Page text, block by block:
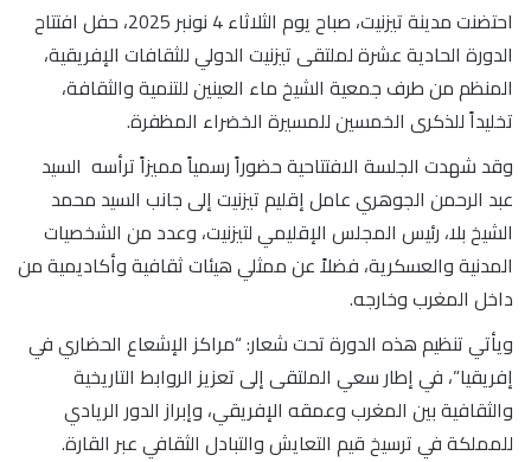
احتضنت مدينة تيزنيت، صباح يوم الثلاثاء 4 نونبر 2025، حفل افتتاح
الدورة الحادية عشرة لملتقى تيزنيت الدولي للثقافات الإفريقية،
المنظم من طرف جمعية الشيخ ماء العينين للتنمية والثقافة،
تخليداً للذكرى الخمسين للمسيرة الخضراء المظفرة.
وقد شهدت الجلسة الافتتاحية حضوراً رسمياً مميزاً ترأسه السيد
عبد الرحمن الجوهري عامل إقليم تيزنيت إلى جانب السيد محمد
الشيخ بلا، رئيس المجلس الإقليمي لتيزنيت، وعدد من الشخصيات
المدنية والعسكرية، فضلاً عن ممثلي هيئات ثقافية وأكاديمية من
داخل المغرب وخارجه.
ويأتي تنظيم هذه الدورة تحت شعار: “مراكز الإشعاع الحضاري في
إفريقيا”، في إطار سعي الملتقى إلى تعزيز الروابط التاريخية
والثقافية بين المغرب وعمقه الإفريقي، وإبراز الدور الريادي
للمملكة في ترسيخ قيم التعايش والتبادل الثقافي عبر القارة.